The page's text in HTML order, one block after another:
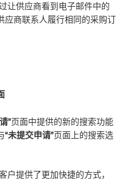
让供应商看到电子邮件中的
应商联系人履行相同的采购订
”页面中提供的新的搜索功能
“未提交申请”页面上的搜索选
户提供了更加快捷的方式，